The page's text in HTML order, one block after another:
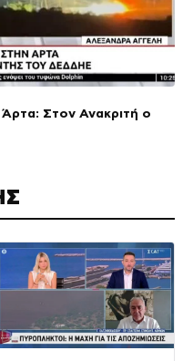
Στον Ανακριτή ο